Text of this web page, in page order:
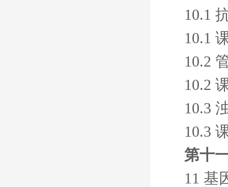
10.1
10.1
10.2
10.2
10.3
10.3
第十
11 基